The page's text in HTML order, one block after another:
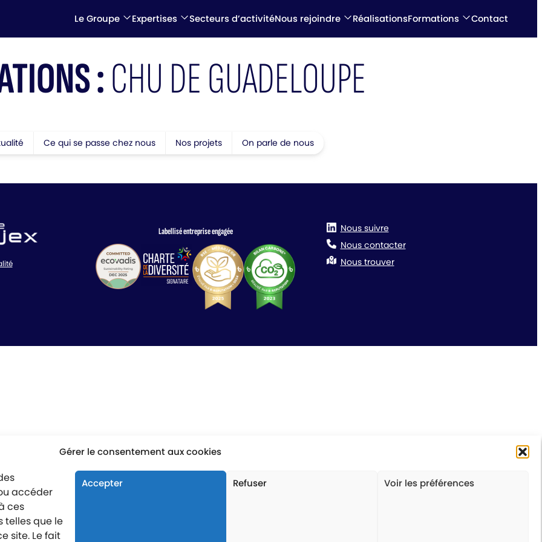
Gérer le consentement aux cookies
accéder
ces
telles que le
site. Le fait
Accepter Refuser Voir les préférences
Le Groupe Expertises Secteurs d’activitéNous rejoindre RéalisationsFormations Contact
:CHU DE GUADELOUPE
Ce qui se passe chez nous Nos projets On parle de nous
Labellisé entreprise engagée
Nous suivre
Nous contacter
Nous trouver